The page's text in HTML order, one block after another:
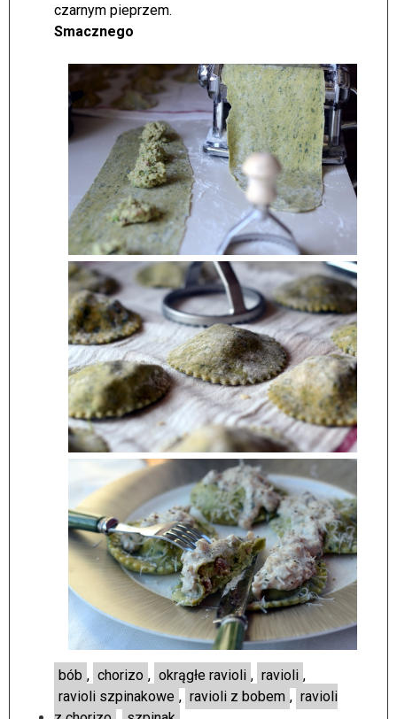
czarnym pieprzem.
Smacznego
bób , chorizo , okrągłe ravioli , ravioli ,
ravioli szpinakowe , ravioli z bobem , ravioli